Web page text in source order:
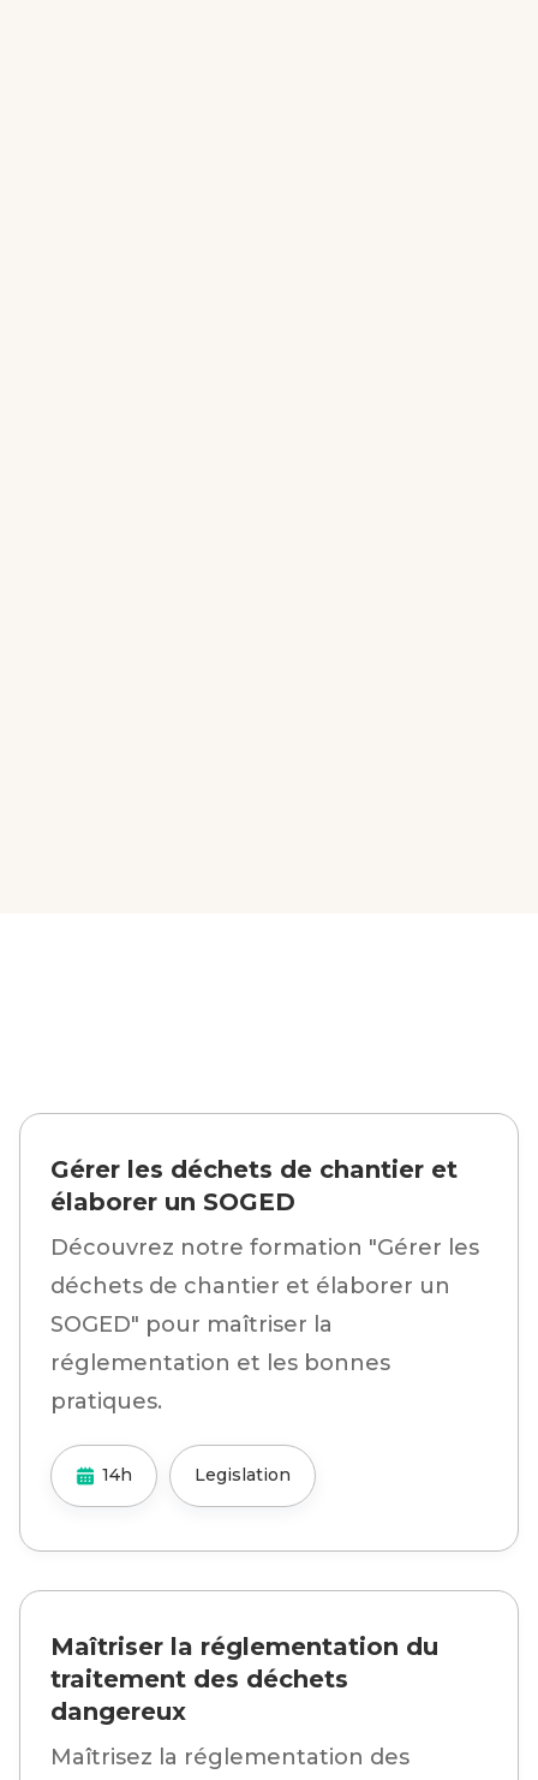
Gérer les déchets de chantier et
élaborer un SOGED
Découvrez notre formation "Gérer les
déchets de chantier et élaborer un
SOGED" pour maîtriser la
réglementation et les bonnes
pratiques.
14h Legislation
Maîtriser la réglementation du
traitement des déchets
dangereux
Maîtrisez la réglementation des